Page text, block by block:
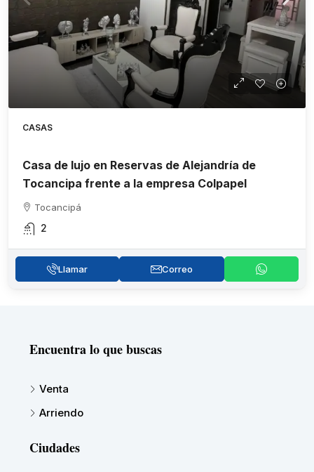
CASAS
Casa de lujo en Reservas de Alejandría de
Tocancipa frente a la empresa Colpapel
Tocancipá
2
Llamar Correo
Encuentra lo que buscas
Venta
Arriendo
Ciudades